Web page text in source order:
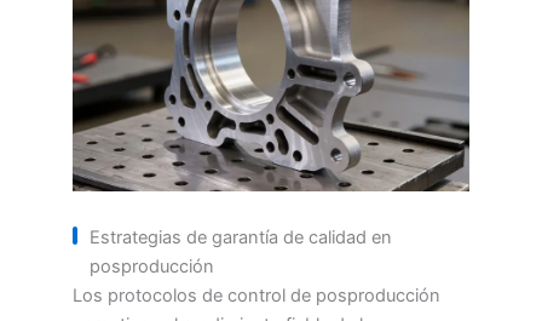
Estrategias de garantía de calidad en
posproducción
Los protocolos de control de posproducción